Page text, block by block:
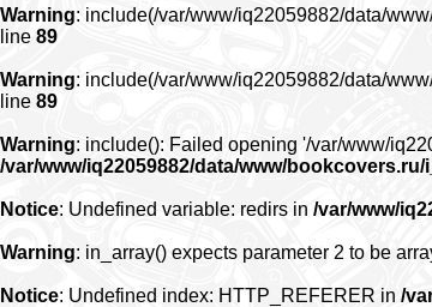
Warning: include(/var/www/iq22059882/data/
line 89
Warning: include(/var/www/iq22059882/data/
line 89
Warning: include(): Failed opening '/var/www/
/var/www/iq22059882/data/www/
Notice: Undefined variable: redirs in /var/www/
Warning: in_array() expects parameter 2 to be
Notice: Undefined index: HTTP_REFERER in /